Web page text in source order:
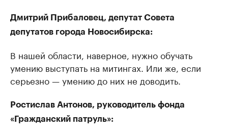
Дмитрий Прибаловец, депутат Совета
депутатов города Новосибирска:
В нашей области, наверное, нужно обучать
умению выступать на митингах. Или же, если
серьезно — умению до них не доводить.
Ростислав Антонов, руководитель фонда
«Гражданский патруль»: